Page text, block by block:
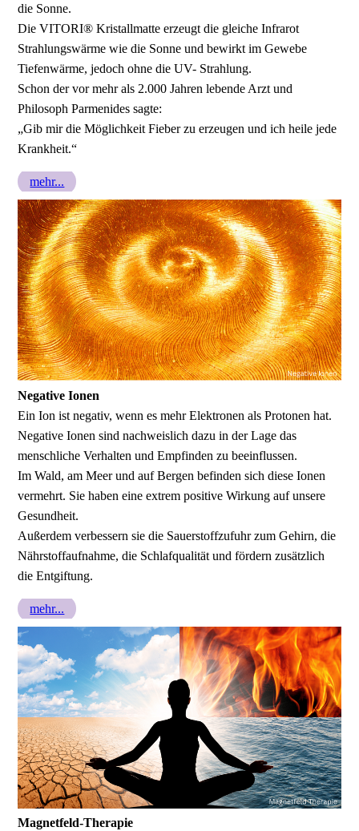
die Sonne.
Die VITORI® Kristallmatte erzeugt die gleiche Infrarot
Strahlungswärme wie die Sonne und bewirkt im Gewebe
Tiefenwärme, jedoch ohne die UV- Strahlung.
Schon der vor mehr als 2.000 Jahren lebende Arzt und
Philosoph Parmenides sagte:
„Gib mir die Möglichkeit Fieber zu erzeugen und ich heile jede
Krankheit.“
mehr...
Negative Ionen
Ein Ion ist negativ, wenn es mehr Elektronen als Protonen hat.
Negative Ionen sind nachweislich dazu in der Lage das
menschliche Verhalten und Empfinden zu beeinflussen.
Im Wald, am Meer und auf Bergen befinden sich diese Ionen
vermehrt. Sie haben eine extrem positive Wirkung auf unsere
Gesundheit.
Außerdem verbessern sie die Sauerstoffzufuhr zum Gehirn, die
Nährstoffaufnahme, die Schlafqualität und fördern zusätzlich
die Entgiftung.
mehr...
Magnetfeld-Therapie